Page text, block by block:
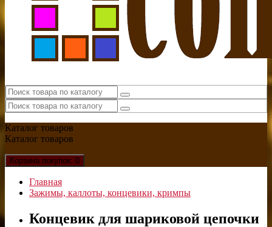
Каталог товаров
Каталог товаров
Корзина покупок: 0
Главная
Зажимы, каллоты, концевики, кримпы
Концевик для шариковой цепочки